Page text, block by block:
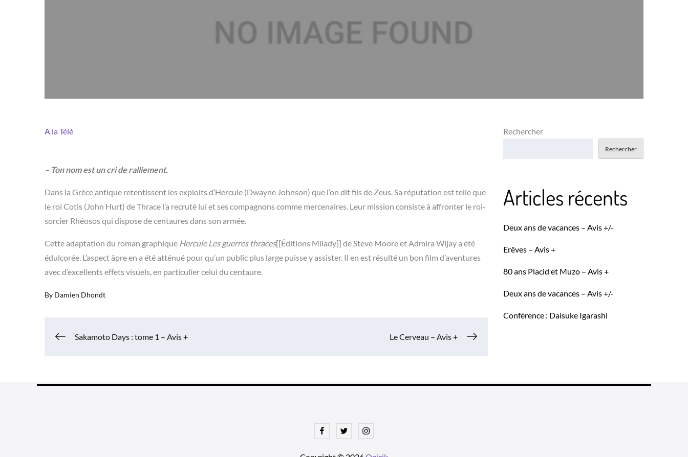
A la Télé
– Ton nom est un cri de ralliement.
Dans la Grèce antique retentissent les exploits d’Hercule (Dwayne Johnson) que l’on dit fils de Zeus. Sa réputation est telle que
le roi Cotis (John Hurt) de Thrace l’a recruté lui et ses compagnons comme mercenaires. Leur mission consiste à affronter le roi-
sorcier Rhéosos qui dispose de centaures dans son armée.
Cette adaptation du roman graphique Hercule Les guerres thraces[[Éditions Milady]] de Steve Moore et Admira Wijay a été
édulcorée. L’aspect âpre en a été atténué pour qu’un public plus large puisse y assister. Il en est résulté un bon film d’aventures
avec d’excellents effets visuels, en particulier celui du centaure.
By Damien Dhondt
Navigation
Sakamoto Days : tome 1 – Avis + Le Cerveau – Avis +
Rechercher
Rechercher
Articles récents
Deux ans de vacances – Avis +/-
Erêves – Avis +
80 ans Placid et Muzo – Avis +
Deux ans de vacances – Avis +/-
Conférence : Daisuke Igarashi
FacebookTwitterInstagram